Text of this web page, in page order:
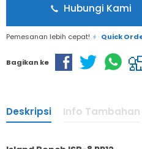
Hubungi Kami
Pemesanan lebih cepat! Quick
Bagikan ke
Deskripsi Info Tambahan